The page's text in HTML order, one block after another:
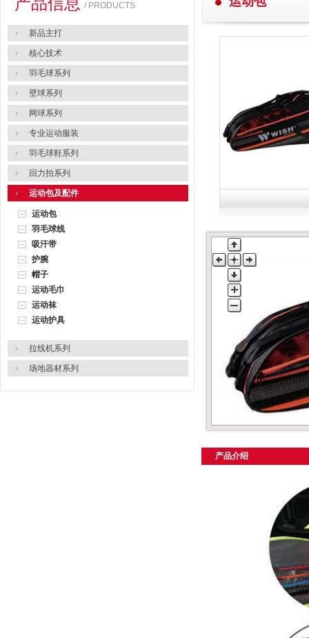
/ PRODUCTS
新品主打
核心技术
羽毛球系列
壁球系列
网球系列
专业运动服装
羽毛球鞋系列
回力拍系列
运动包及配件
运动包
羽毛球线
吸汗带
护腕
帽子
运动毛巾
运动袜
运动护具
拉线机系列
场地器材系列
产品介绍